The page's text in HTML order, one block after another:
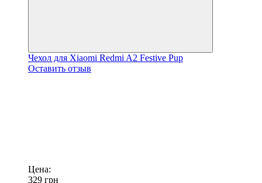
Чехол для Xiaomi Redmi A2 Festive Pup
Оставить отзыв
Цена:
329 грн